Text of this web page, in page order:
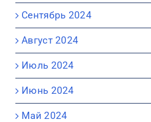
Сентябрь 2024
Август 2024
Июль 2024
Июнь 2024
Май 2024